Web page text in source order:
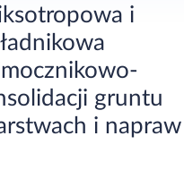
i
gruntu
i napraw